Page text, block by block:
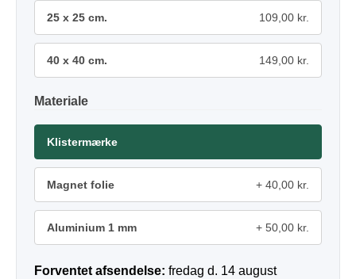
25 x 25 cm. 109,00 kr.
40 x 40 cm. 149,00 kr.
Materiale
Klistermærke
Magnet folie 40,00 kr.
Aluminium 1 mm 50,00 kr.
Forventet afsendelse: fredag d. 14 august